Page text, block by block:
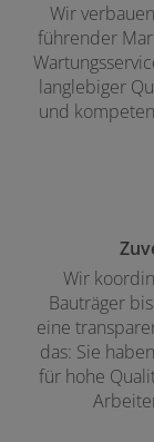
Wir
führender
langlebiger
und
Wir
Bauträger
eine
das: Sie
für hohe